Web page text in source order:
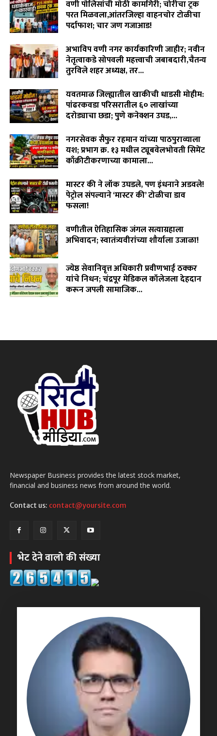
वणी पोलिसांची मोठी कामगिरी; चोरीचा ट्रक
परत मिळवला,आंतरजिल्हा वाहनचोर टोळीचा
पर्दाफाश; चार जण गजाआड!
अभाविप वणी नगर कार्यकारिणी जाहीर; नवीन
नेतृत्वाकडे सोपवली महत्त्वाची जबाबदारी,चैतन्य
तुरविले शहर अध्यक्ष, तर...
यवतमाळ जिल्ह्यातील खाकीची धाडसी मोहीम:
पांढरकवडा परिसरातील ६० लाखांच्या
दरोड्याचा छडा; पुणे कनेक्शन उघड,...
नगरसेवक सैफुर रहमान यांच्या पाठपुराव्याला
यश; प्रभाग क्र. १३ मधील ट्यूबवेलभोवती सिमेंट
काँक्रीटीकरणाच्या कामाला...
मास्टर की ने लॉक उघडले, पण इंधनाने अडवले!
पेट्रोल संपल्याने ‘मास्टर की’ टोळीचा डाव
फसला!
वणीतील ऐतिहासिक जंगल सत्याग्रहाला
अभिवादन; स्वातंत्र्यवीरांच्या शौर्याला उजाळा!
ज्येष्ठ सेवानिवृत्त अधिकारी प्रवीणभाई ठक्कर
यांचे निधन; चंद्रपूर मेडिकल कॉलेजला देहदान
करून जपली सामाजिक...
Newspaper Business provides the latest stock market,
financial and business news from around the world.
Contact us: contact@yoursite.com
भेट देने वालो की संख्या